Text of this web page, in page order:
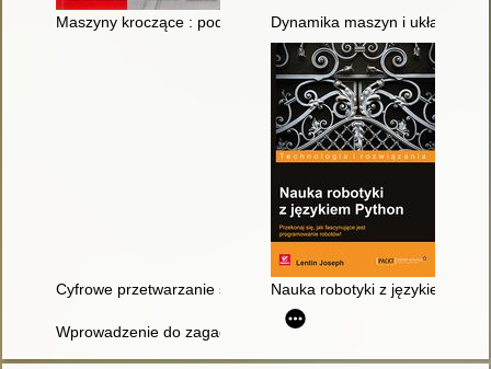
Maszyny kroczące : podstawy, projektowanie, sterowanie i
Dynamika maszyn i układów
Cyfrowe przetwarzanie sygnałów : praktyczny poradnik dla
Nauka robotyki z językiem
Wprowadzenie do zagadnień sterowania : wykorzystanie